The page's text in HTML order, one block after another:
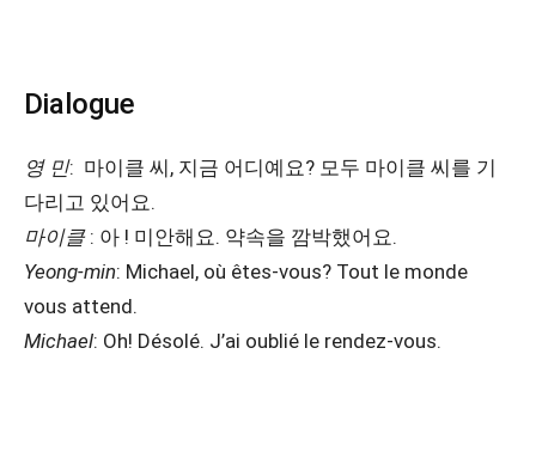
Dialogue
영 민: 마이클 씨, 지금 어디예요? 모두 마이클 씨를 기
다리고 있어요.
마이클: 아 ! 미안해요. 약속을 깜박했어요.
Yeong-min: Michael, où êtes-vous? Tout le monde
vous attend.
Michael: Oh! Désolé. J’ai oublié le rendez-vous.